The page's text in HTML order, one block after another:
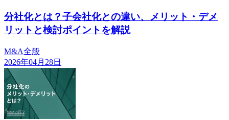
分社化とは？子会社化との違い、メリット・デメ
リットと検討ポイントを解説
M&A全般
2026年04月28日